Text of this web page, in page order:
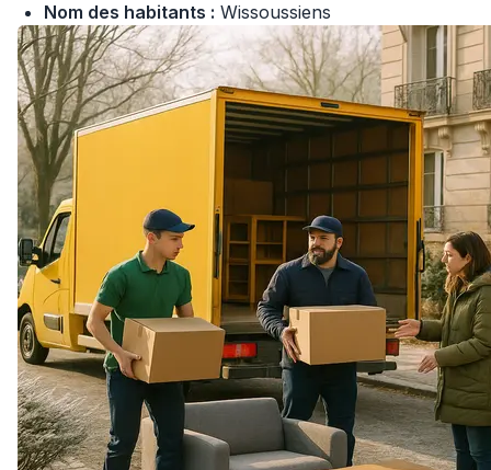
Nom des habitants : Wissoussiens